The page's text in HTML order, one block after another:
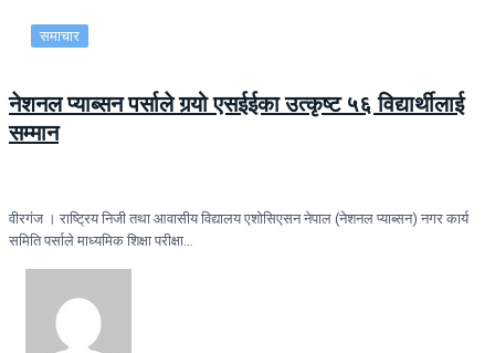
समाचार
नेशनल प्याब्सन पर्साले गर्‍यो एसईईका उत्कृष्ट ५६ विद्यार्थीलाई
सम्मान
वीरगंज । राष्ट्रिय निजी तथा आवासीय विद्यालय एशोसिएसन नेपाल (नेशनल प्याब्सन) नगर कार्य
समिति पर्साले माध्यमिक शिक्षा परीक्षा…